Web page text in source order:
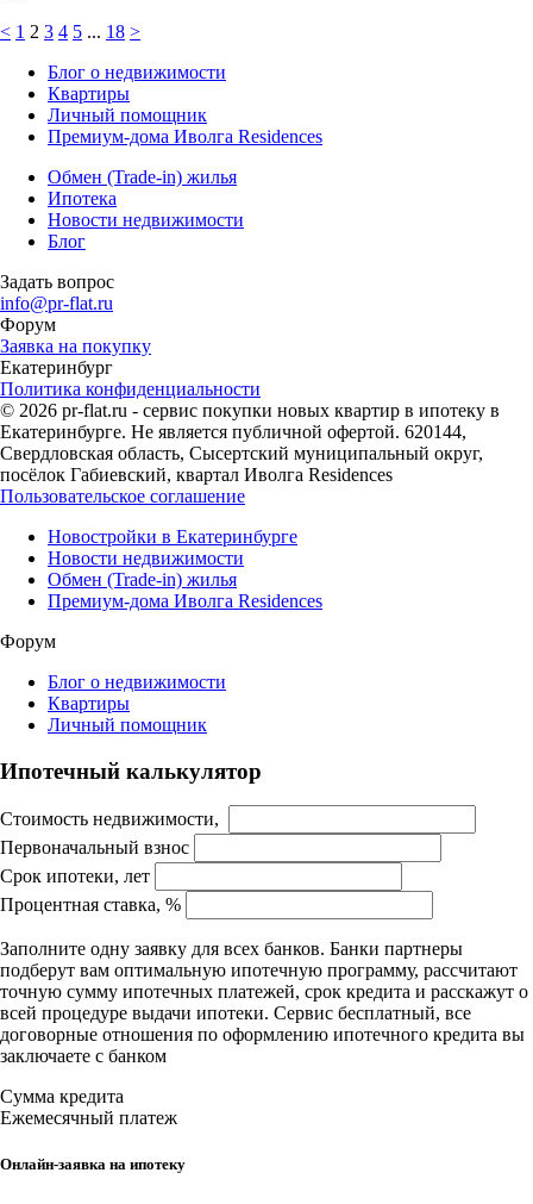
< 1 2 3 4 5 ... 18 >
Блог о недвижимости
Квартиры
Личный помощник
Премиум-дома Иволга Residences
Обмен (Trade-in) жилья
Ипотека
Новости недвижимости
Блог
Задать вопрос
info@pr-flat.ru
Форум
Заявка на покупку
Екатеринбург
Политика конфиденциальности
© 2026 pr-flat.ru - сервис покупки новых квартир в ипотеку в
Екатеринбурге. Не является публичной офертой. 620144,
Свердловская область, Сысертский муниципальный округ,
посёлок Габиевский, квартал Иволга Residences
Пользовательское соглашение
Новостройки в Екатеринбурге
Новости недвижимости
Обмен (Trade-in) жилья
Премиум-дома Иволга Residences
Форум
Блог о недвижимости
Квартиры
Личный помощник
Ипотечный калькулятор
Стоимость недвижимости,
Первоначальный взнос
Срок ипотеки, лет
Процентная ставка, %
Заполните одну заявку для всех банков. Банки партнеры
подберут вам оптимальную ипотечную программу, рассчитают
точную сумму ипотечных платежей, срок кредита и расскажут о
всей процедуре выдачи ипотеки. Сервис бесплатный, все
договорные отношения по оформлению ипотечного кредита вы
заключаете с банком
Сумма кредита
Ежемесячный платеж
Онлайн-заявка на ипотеку